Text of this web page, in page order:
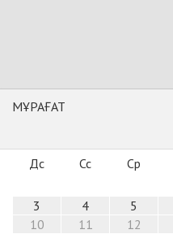
МҰРАҒАТ
Дс Сс Ср
3
4 5
10
11 12